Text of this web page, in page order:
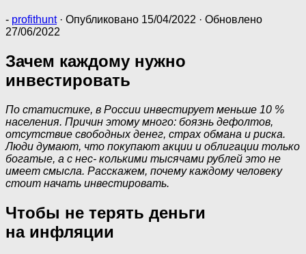
- profithunt · Опубликовано 15/04/2022 · Обновлено
27/06/2022
Зачем каждому нужно
инвестировать
По статистике, в России инвестирует меньше 10 %
населения. Причин этому много: боязнь дефолтов,
отсутствие свободных денег, страх обмана и риска.
Люди думают, что покупают акции и облигации только
богатые, а с нес- колькими тысячами рублей это не
имеет смысла. Расскажем, почему каждому человеку
стоит начать инвестировать.
Чтобы не терять деньги
на инфляции